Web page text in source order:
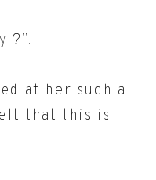
?”.
at her such a
that this is